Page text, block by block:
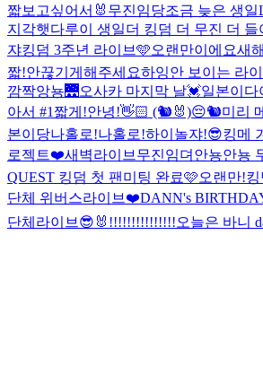
짧보고싶어서🐰 무진임당조금 늦은 생일
지각햇다루이 생일더 킹덤 더 무진 더 들
쟈킹덤 3주년 라이브🩵오랜만이에요새
짧!안끊기게해주세요하잉안 보이는 라
깜짝앙뇽🌉오사카 마지막 날💓일본이다
아서 #1 짧게!안녕!👋🏻 (🐿️🐰)😔🐿️미리
본이당나홀로!나홀로!하이 놀쟈!😎킹메
로젝트❤️새벽라이브 무진임뎌 안뇽안뇽
QUEST 킹덤 첫 팬미팅 완료🩷오랜만!
단체 위버스라이브❤️DANN's
단체라이브😎 🐰!!!!!!!!!!!!!!!오늘은 바니